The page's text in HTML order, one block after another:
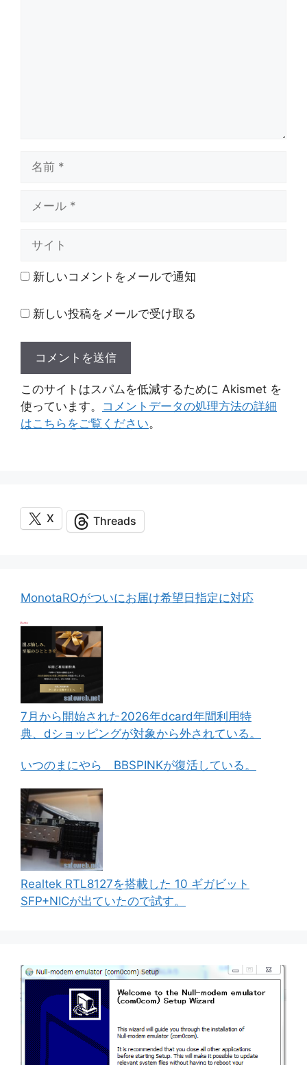
ト 新しいコメントをメールで通知
新しい投稿をメールで受け取る
このサイトはスパムを低減するために Akismet を
使っています。 コメントデータの処理方法の詳細
はこちらをご覧ください。
X Threads
MonotaROがついにお届け希望日指定に対応
7月から開始された2026年dcard年間利用特
典、dショッピングが対象から外されている。
いつのまにやら BBSPINKが復活している。
Realtek RTL8127を搭載した 10 ギガビット
SFP+NICが出ていたので試す。